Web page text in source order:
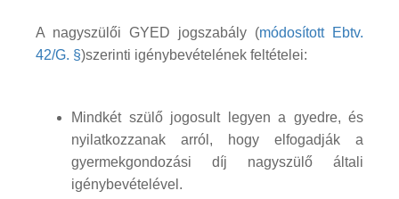
A nagyszülői GYED jogszabály (módosított Ebtv.
42/G. §)szerinti igénybevételének feltételei:
Mindkét szülő jogosult legyen a gyedre, és
nyilatkozzanak arról, hogy elfogadják a
gyermekgondozási díj nagyszülő általi
igénybevételével.